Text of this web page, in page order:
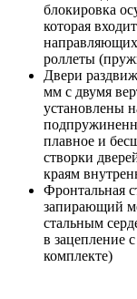
блокировка
которая
направляющих
роллеты
Двери
мм с двумя
установлены
плавное и
створки
краям
Фронтальная
запирающий
стальным
в зацепление
комплекте)